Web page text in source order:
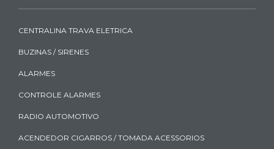
CENTRALINA TRAVA ELETRICA
BUZINAS / SIRENES
ALARMES
CONTROLE ALARMES
RADIO AUTOMOTIVO
ACENDEDOR CIGARROS / TOMADA ACESSORIOS